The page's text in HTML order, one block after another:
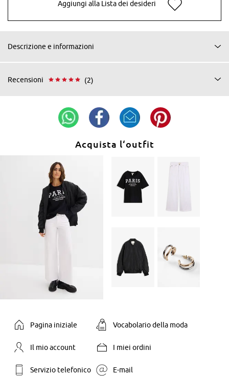
Aggiungi alla Lista dei desideri
Descrizione e informazioni
Recensioni (2)
Acquista l‘outfit
Pagina iniziale Vocabolario della moda
Il mio account I miei ordini
Servizio telefonico E-mail